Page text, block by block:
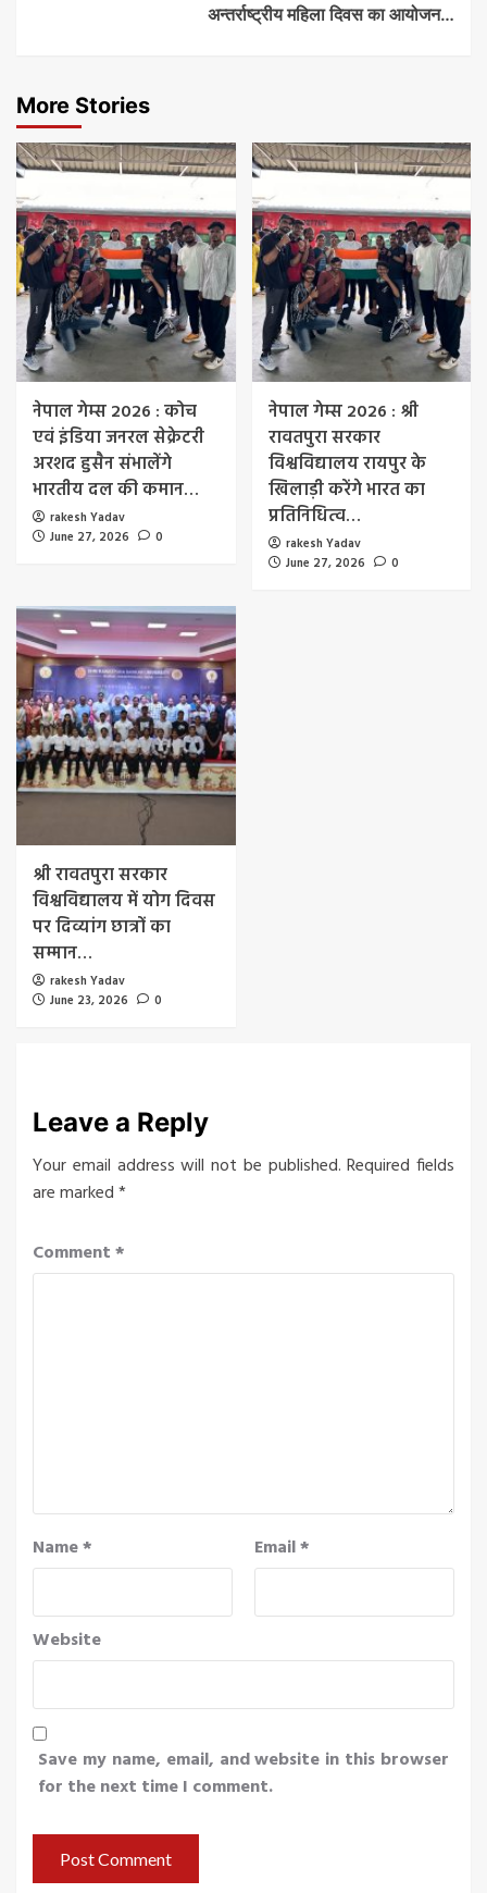
अन्तर्राष्ट्रीय महिला दिवस का आयोजन…
More Stories
नेपाल गेम्स 2026 : कोच
एवं इंडिया जनरल सेक्रेटरी
अरशद हुसैन संभालेंगे
भारतीय दल की कमान…
rakesh Yadav
June 27, 2026
0
नेपाल गेम्स 2026 : श्री
रावतपुरा सरकार
विश्वविद्यालय रायपुर के
खिलाड़ी करेंगे भारत का
प्रतिनिधित्व…
rakesh Yadav
June 27, 2026
0
श्री रावतपुरा सरकार
विश्वविद्यालय में योग दिवस
पर दिव्यांग छात्रों का
सम्मान…
rakesh Yadav
June 23, 2026
0
Leave a Reply
Your email address will not be published. Required fields
are marked*
Comment*
Name* Email*
Website
Save my name, email, and website in this browser
for the next time I comment.